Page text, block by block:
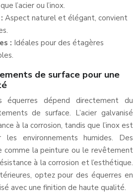
l’acier ou l’inox.
Aspect naturel et élégant, convient
: Idéales pour des étagères
de surface pour une
dépend directement du
de surface. L’acier galvanisé
à la corrosion, tandis que l’inox est
environnements humides. Des
comme la peinture ou le revêtement
à la corrosion et l’esthétique.
optez pour des équerres en
avec une finition de haute qualité.